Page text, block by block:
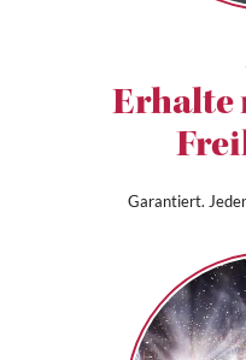
Erhalte
Garantiert.